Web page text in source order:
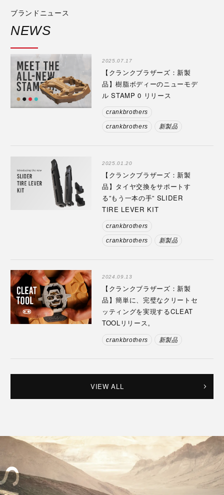
ブランドニュース
NEWS
2025.07.17
【クランクブラザーズ：新製
品】樹脂ボディーのニューモデ
ル STAMP 0 リリース
crankbrothers
crankbrothers 新製品
2025.01.20
【クランクブラザーズ：新製
品】タイヤ交換をサポートす
る”もう一本の手” SLIDER
TIRE LEVER KIT
crankbrothers
crankbrothers 新製品
2024.09.13
【クランクブラザーズ：新製
品】簡単に、完璧なクリートセ
ッティングを実現するCLEAT
TOOLリリース。
crankbrothers 新製品
VIEW ALL